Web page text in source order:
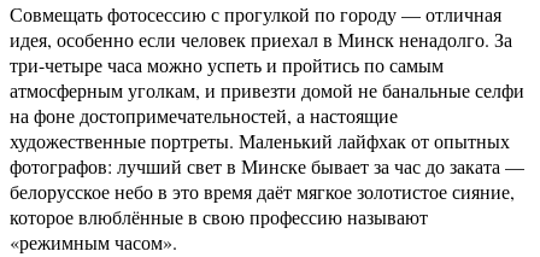
Совмещать фотосессию с прогулкой по городу — отличная
идея, особенно если человек приехал в Минск ненадолго. За
три-четыре часа можно успеть и пройтись по самым
атмосферным уголкам, и привезти домой не банальные селфи
на фоне достопримечательностей, а настоящие
художественные портреты. Маленький лайфхак от опытных
фотографов: лучший свет в Минске бывает за час до заката —
белорусское небо в это время даёт мягкое золотистое сияние,
которое влюблённые в свою профессию называют
«режимным часом».